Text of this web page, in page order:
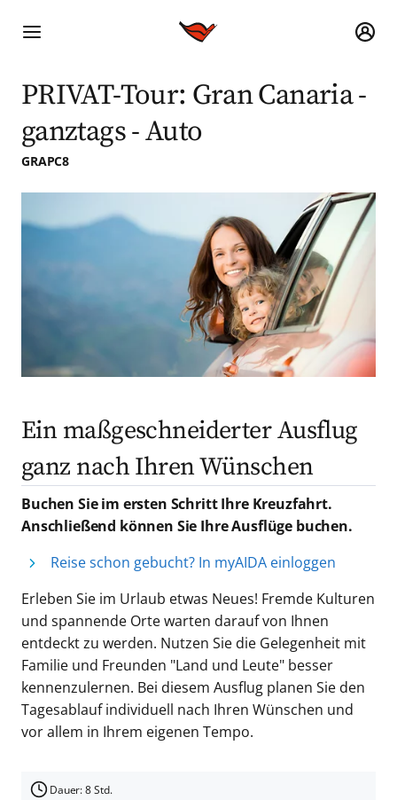
PRIVAT-Tour: Gran Canaria -
ganztags - Auto
GRAPC8
Ein maßgeschneiderter Ausflug
ganz nach Ihren Wünschen
Buchen Sie im ersten Schritt Ihre Kreuzfahrt.
Anschließend können Sie Ihre Ausflüge buchen.
Reise schon gebucht? In myAIDA einloggen
Erleben Sie im Urlaub etwas Neues! Fremde Kulturen
und spannende Orte warten darauf von Ihnen
entdeckt zu werden. Nutzen Sie die Gelegenheit mit
Familie und Freunden "Land und Leute" besser
kennenzulernen. Bei diesem Ausflug planen Sie den
Tagesablauf individuell nach Ihren Wünschen und
vor allem in Ihrem eigenen Tempo.
Dauer: 8 Std.